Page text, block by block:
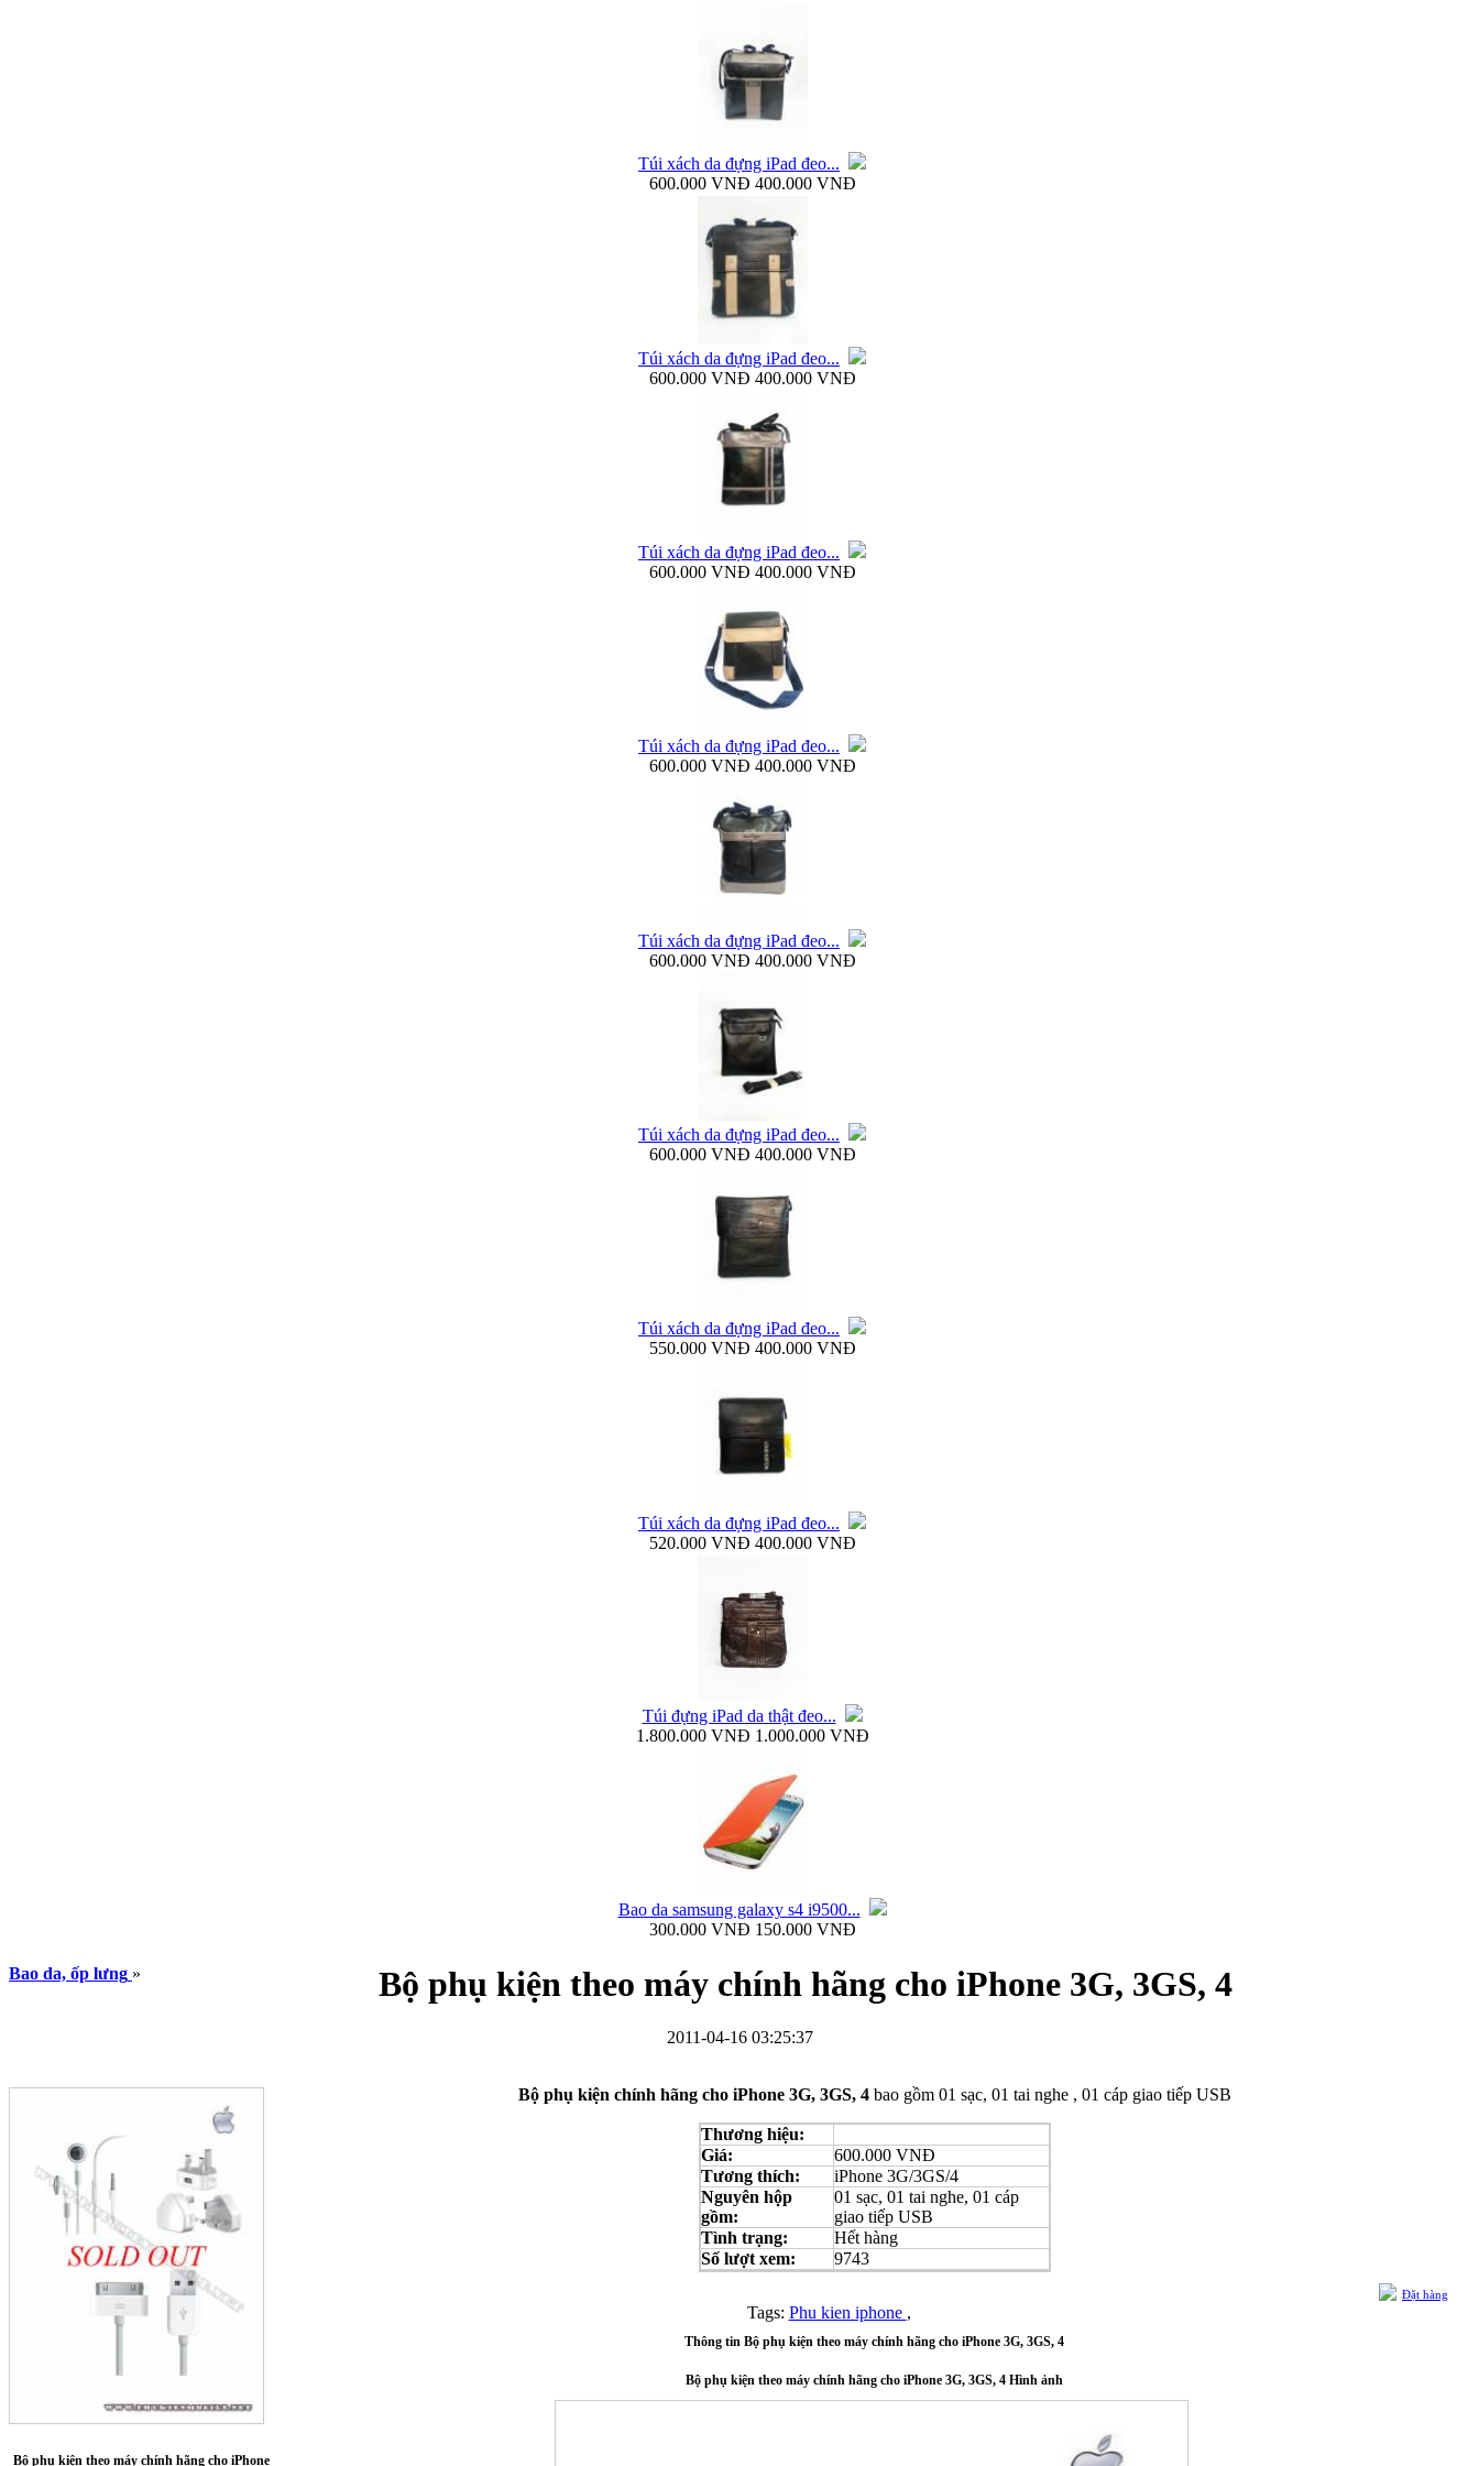
Bao da Galaxy Note 3 N900 mở ngang Zenus...
Nắp lưng Samsung Galaxy Note 3 N9000 Baseus...
Bao da Samsung Galaxy Note 3 N9000 Baseus Folio
Bao da Samsung Galaxy Note 3 N9000 mở ngang...
Dock sạc pin rời Samsung Galaxy S4 i9500...
Bao da Samsung Galaxy S4 mini Flip Cover i9190...
Túi đựng iPad da thật đeo chéo thời...
Ốp lưng samsung Galaxy S4 i9500 Baseus...
Ốp lưng silicon Samsung Galaxy S4 Baseus...
Ốp lưng Samsung Galaxy S4 i9500 Rock Naked...
Bao da Samsung Galaxy S3 Mini i8190 Flip Cover...
Túi xách da đựng iPad đeo...
600.000 VNĐ 400.000 VNĐ
Túi xách da đựng iPad đeo...
600.000 VNĐ 400.000 VNĐ
Túi xách da đựng iPad đeo...
600.000 VNĐ 400.000 VNĐ
Túi xách da đựng iPad đeo...
600.000 VNĐ 400.000 VNĐ
Túi xách da đựng iPad đeo...
600.000 VNĐ 400.000 VNĐ
Túi xách da đựng iPad đeo...
600.000 VNĐ 400.000 VNĐ
Túi xách da đựng iPad đeo...
550.000 VNĐ 400.000 VNĐ
Túi xách da đựng iPad đeo...
520.000 VNĐ 400.000 VNĐ
Túi đựng iPad da thật đeo...
1.800.000 VNĐ 1.000.000 VNĐ
Bao da samsung galaxy s4 i9500...
300.000 VNĐ 150.000 VNĐ
Bao da, ốp lưng » Bộ phụ kiện theo máy chính hãng cho iPhone 3G, 3GS, 4
2011-04-16 03:25:37
Bộ phụ kiện theo máy chính hãng cho iPhone
Bộ phụ kiện chính hãng cho iPhone 3G, 3GS, 4bao gồm 01 sạc, 01 tai nghe , 01 cáp giao tiếp USB
Thương hiệu:
Giá:
600.000 VNĐ
Tương thích:
iPhone 3G/3GS/4
Nguyên hộp
gồm:
01 sạc, 01 tai nghe, 01 cáp
giao tiếp USB
Tình trạng:
Hết hàng
Số lượt xem:
9743
Đặt hàng
Tags: Phu kien iphone ,
Thông tin Bộ phụ kiện theo máy chính hãng cho iPhone 3G, 3GS, 4
Bộ phụ kiện theo máy chính hãng cho iPhone 3G, 3GS, 4 Hình ảnh